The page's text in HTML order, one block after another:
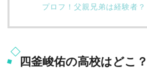
プロフ！父親兄弟は経験者？
四釜峻佑の高校はどこ？